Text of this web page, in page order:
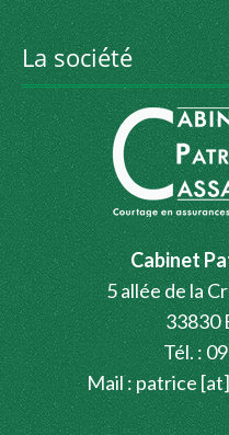
La société
Cabinet
5 allée de la
33830
Tél. :
Mail : patrice